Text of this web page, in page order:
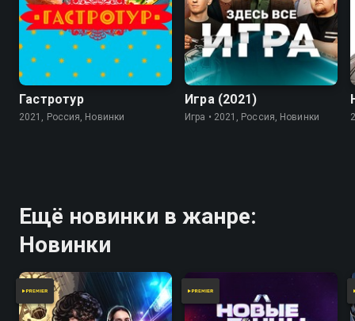
Гастротур
2021, Россия, Новинки
7.8
Игра (2021)
Игра • 2021, Россия, Новинки
Ещё новинки в жанре:
Новинки